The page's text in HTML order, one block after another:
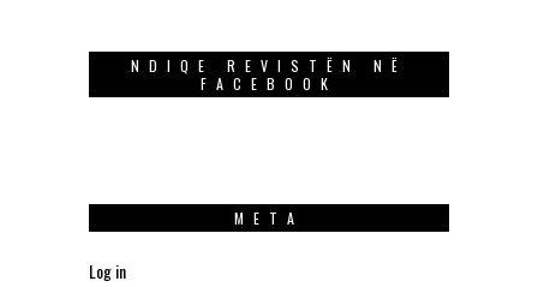
NDIQE REVISTËN NË
FACEBOOK
META
Log in